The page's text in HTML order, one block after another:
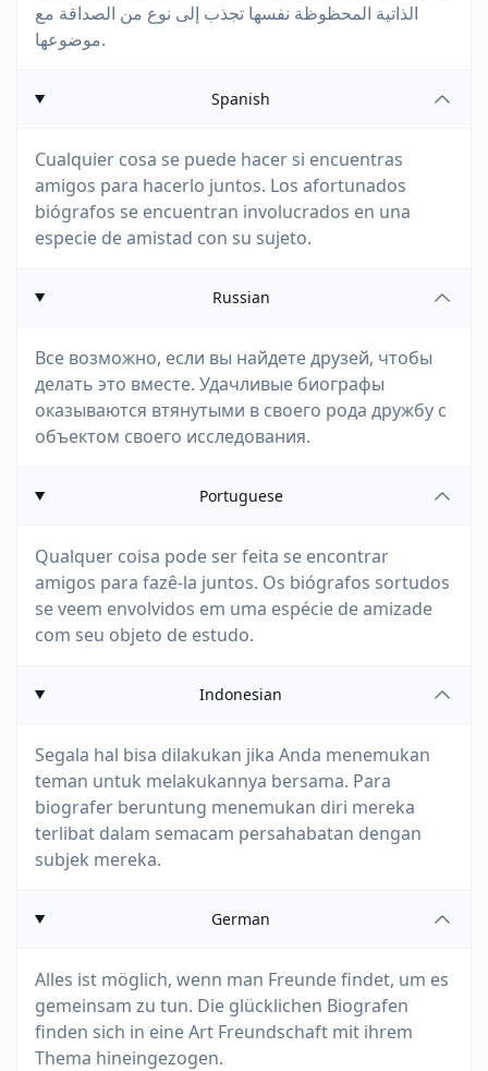
الذاتية المحظوظة نفسها تجذب إلى نوع من الصداقة مع
موضوعها.
Spanish
Cualquier cosa se puede hacer si encuentras
amigos para hacerlo juntos. Los afortunados
biógrafos se encuentran involucrados en una
especie de amistad con su sujeto.
Russian
Все возможно, если вы найдете друзей, чтобы
делать это вместе. Удачливые биографы
оказываются втянутыми в своего рода дружбу с
объектом своего исследования.
Portuguese
Qualquer coisa pode ser feita se encontrar
amigos para fazê-la juntos. Os biógrafos sortudos
se veem envolvidos em uma espécie de amizade
com seu objeto de estudo.
Indonesian
Segala hal bisa dilakukan jika Anda menemukan
teman untuk melakukannya bersama. Para
biografer beruntung menemukan diri mereka
terlibat dalam semacam persahabatan dengan
subjek mereka.
German
Alles ist möglich, wenn man Freunde findet, um es
gemeinsam zu tun. Die glücklichen Biografen
finden sich in eine Art Freundschaft mit ihrem
Thema hineingezogen.